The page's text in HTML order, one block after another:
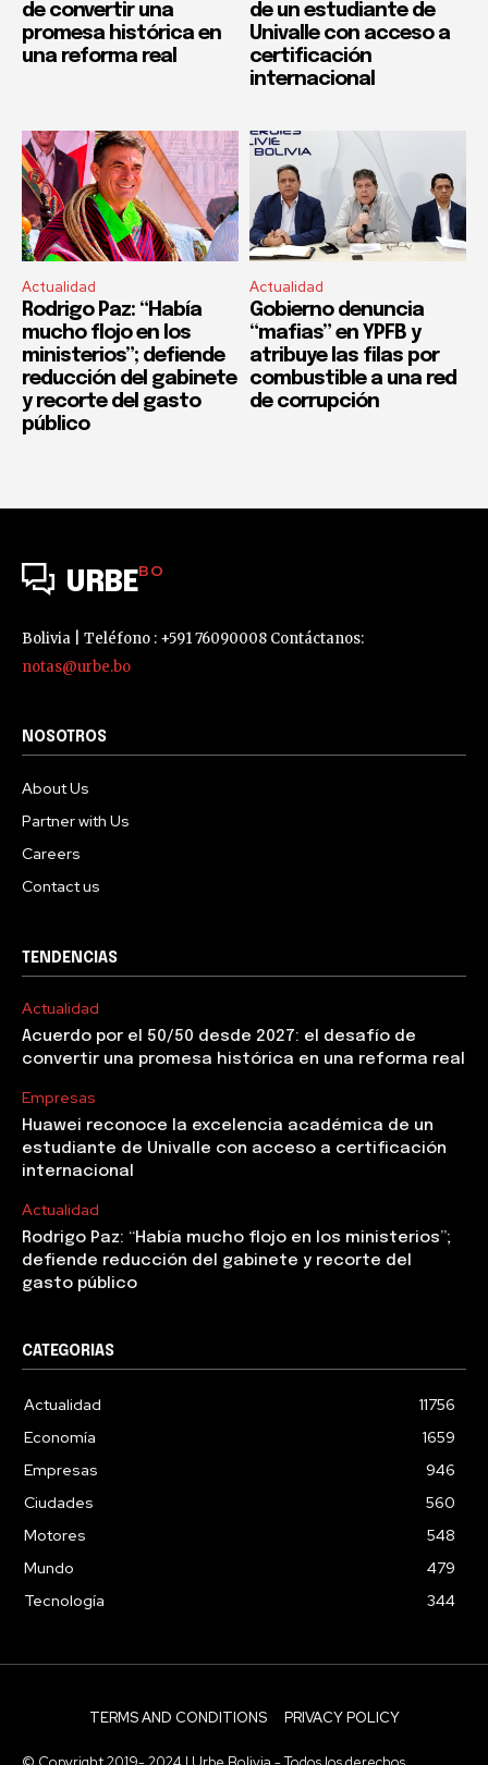
de convertir una
promesa histórica en
una reforma real
de un estudiante de
Univalle con acceso a
certificación
internacional
Actualidad
Rodrigo Paz: “Había
mucho flojo en los
ministerios”; defiende
reducción del gabinete
y recorte del gasto
público
Actualidad
Gobierno denuncia
“mafias” en YPFB y
atribuye las filas por
combustible a una red
de corrupción
URBEBO
Bolivia | Teléfono : +591 76090008 Contáctanos:
notas@urbe.bo
NOSOTROS
About Us
Partner with Us
Careers
Contact us
TENDENCIAS
Actualidad
Acuerdo por el 50/50 desde 2027: el desafío de
convertir una promesa histórica en una reforma real
Empresas
Huawei reconoce la excelencia académica de un
estudiante de Univalle con acceso a certificación
internacional
Actualidad
Rodrigo Paz: “Había mucho flojo en los ministerios”;
defiende reducción del gabinete y recorte del
gasto público
CATEGORIAS
Actualidad
11756
Economía
1659
Empresas
946
Ciudades
560
Motores
548
Mundo
479
Tecnología
344
TERMS AND CONDITIONS PRIVACY POLICY